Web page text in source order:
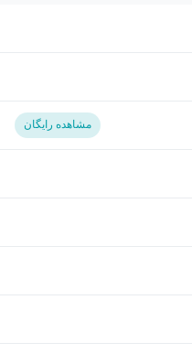
مشاهده رایگان